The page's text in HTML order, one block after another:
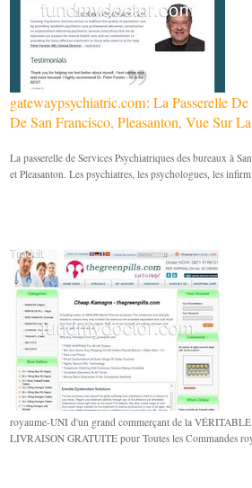
gatewaypsychiatric.com: La Passerelle
De San Francisco, Pleasanton, Vue Sur
La passerelle de Services Psychiatriques des bureaux à
et Pleasanton. Les psychiatres, les psychologues, les
royaume-UNI d'un grand commerçant de la VÉRITABLE
LIVRAISON GRATUITE pour Toutes les Commandes